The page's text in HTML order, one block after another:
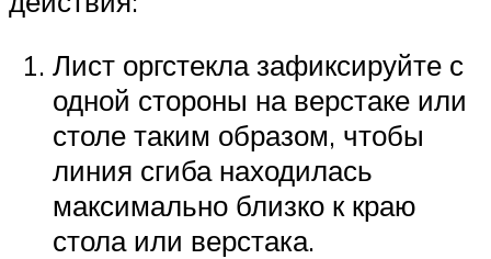
Лист оргстекла зафиксируйте с
одной стороны на верстаке или
столе таким образом, чтобы
линия сгиба находилась
максимально близко к краю
стола или верстака.